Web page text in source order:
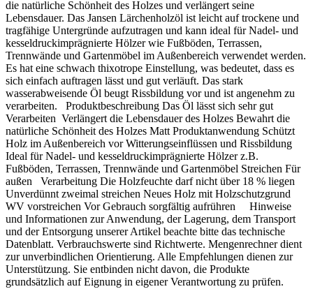
die natürliche Schönheit des Holzes und verlängert seine
Lebensdauer. Das Jansen Lärchenholzöl ist leicht auf trockene und
tragfähige Untergründe aufzutragen und kann ideal für Nadel- und
kesseldruckimprägnierte Hölzer wie Fußböden, Terrassen,
Trennwände und Gartenmöbel im Außenbereich verwendet werden.
Es hat eine schwach thixotrope Einstellung, was bedeutet, dass es
sich einfach auftragen lässt und gut verläuft. Das stark
wasserabweisende Öl beugt Rissbildung vor und ist angenehm zu
verarbeiten. Produktbeschreibung Das Öl lässt sich sehr gut
Verarbeiten Verlängert die Lebensdauer des Holzes Bewahrt die
natürliche Schönheit des Holzes Matt Produktanwendung Schützt
Holz im Außenbereich vor Witterungseinflüssen und Rissbildung
Ideal für Nadel- und kesseldruckimprägnierte Hölzer z.B.
Fußböden, Terrassen, Trennwände und Gartenmöbel Streichen Für
außen Verarbeitung Die Holzfeuchte darf nicht über 18 % liegen
Unverdünnt zweimal streichen Neues Holz mit Holzschutzgrund
WV vorstreichen Vor Gebrauch sorgfältig aufrühren Hinweise
und Informationen zur Anwendung, der Lagerung, dem Transport
und der Entsorgung unserer Artikel beachte bitte das technische
Datenblatt. Verbrauchswerte sind Richtwerte. Mengenrechner dient
zur unverbindlichen Orientierung. Alle Empfehlungen dienen zur
Unterstützung. Sie entbinden nicht davon, die Produkte
grundsätzlich auf Eignung in eigener Verantwortung zu prüfen.